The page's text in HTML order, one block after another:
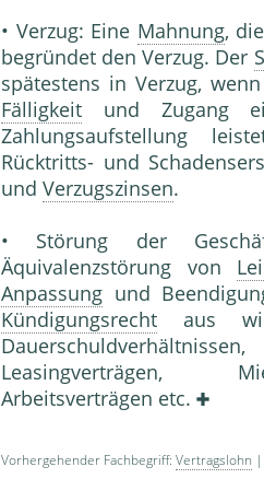
• Verzug: Eine Mahnung,
begründet den Verzug. Der
spätestens in Verzug,
Fälligkeit und Zugang
Zahlungsaufstellung
Rücktritts- und
und Verzugszinsen.
• Störung der
Äquivalenzstörung von
Anpassung und
Kündigungsrecht aus
Leasingverträgen,
Arbeitsverträgen etc.
Vorhergehender Fachbegriff: Vertragslohn